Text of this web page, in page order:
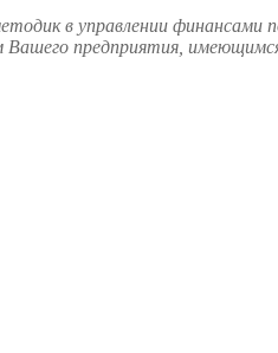
в управлении финансами
предприятия,